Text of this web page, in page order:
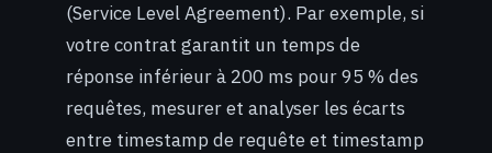
(Service Level Agreement). Par exemple, si
votre contrat garantit un temps de
réponse inférieur à 200 ms pour 95 % des
requêtes, mesurer et analyser les écarts
entre timestamp de requête et timestamp